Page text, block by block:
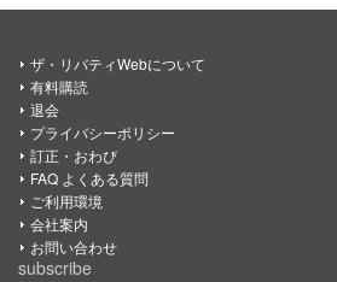
ザ・リバティWebについて
有料購読
退会
プライバシーポリシー
訂正・おわび
FAQ よくある質問
ご利用環境
会社案内
お問い合わせ
subscribe